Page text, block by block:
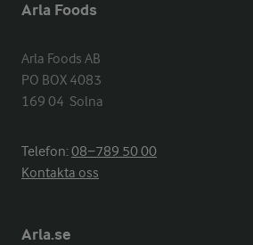
Arla Foods
Arla Foods AB
PO BOX 4083
169 04  Solna
Telefon:08−789 50 00
Kontakta oss
Arla.se